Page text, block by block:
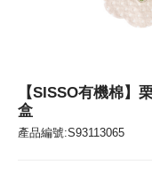
【SISSO有機棉】
盒
產品編號:S93113065